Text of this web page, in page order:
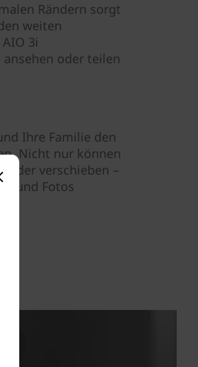
Rändern sorgt
weiten
3i
oder teilen
Ihre Familie den
Nicht nur können
oder verschieben –
und Fotos